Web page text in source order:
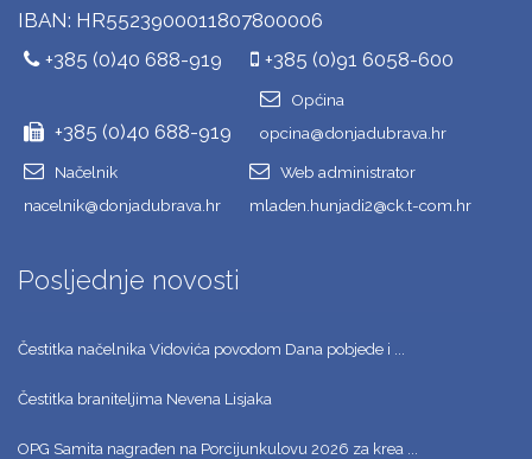
IBAN: HR5523900011807800006
+385 (0)40 688-919
+385 (0)91 6058-600
+385 (0)40 688-919
Općina
opcina@donjadubrava.hr
Načelnik
nacelnik@donjadubrava.hr
Web administrator
mladen.hunjadi2@ck.t-com.hr
Posljednje novosti
Čestitka načelnika Vidovića povodom Dana pobjede i ...
Čestitka braniteljima Nevena Lisjaka
OPG Samita nagrađen na Porcijunkulovu 2026 za krea ...